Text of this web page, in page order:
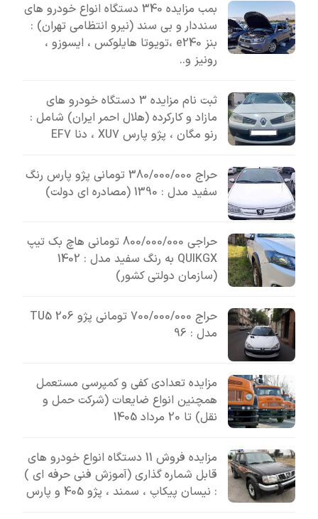
بمب مزایده 340 دستگاه انواع خودرو های
سنددار و بی سند (نیرو انتظامی تهران) :
بنز e240 ،تویوتا هایلوکس ، ایسوزو ،
رونیز و..
ثبت نام مزایده 3 دستگاه خودرو های
مازاد و کارکرده (هلال احمر ایران) شامل :
رنو مگان ، پژو پارس XU7 ، دنا EF7
حراج 380/000/000 تومانی پژو پارس رنگ
سفید مدل : 1390 (مصادره ای دولت)
حراجی 800/000/000 تومانی ھاچ بک تیپ
QUIKGX به رنگ سفید مدل : 1402
(سازمان دولتی کشور)
حراج 700/000/000 تومانی پژو 206 TU5
مدل : 96
مزایده تعدادی کفی و کمپرسی مستعمل
همچنین انواع ضایعات (شرکت حمل و
نقل) تا 20 مرداد 1405
مزایده فروش 11 دستگاه انواع خودرو های
قابل شماره گذاری (آموزش فنی حرفه ای )
: نیسان پیکاپ ، سمند ، پژو 405 و پارس